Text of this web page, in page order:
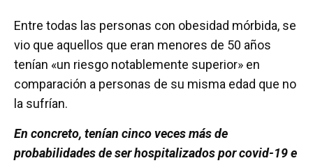
Entre todas las personas con obesidad mórbida, se
vio que aquellos que eran menores de 50 años
tenían «un riesgo notablemente superior» en
comparación a personas de su misma edad que no
la sufrían.
En concreto, tenían cinco veces más de
probabilidades de ser hospitalizados por covid-19 e